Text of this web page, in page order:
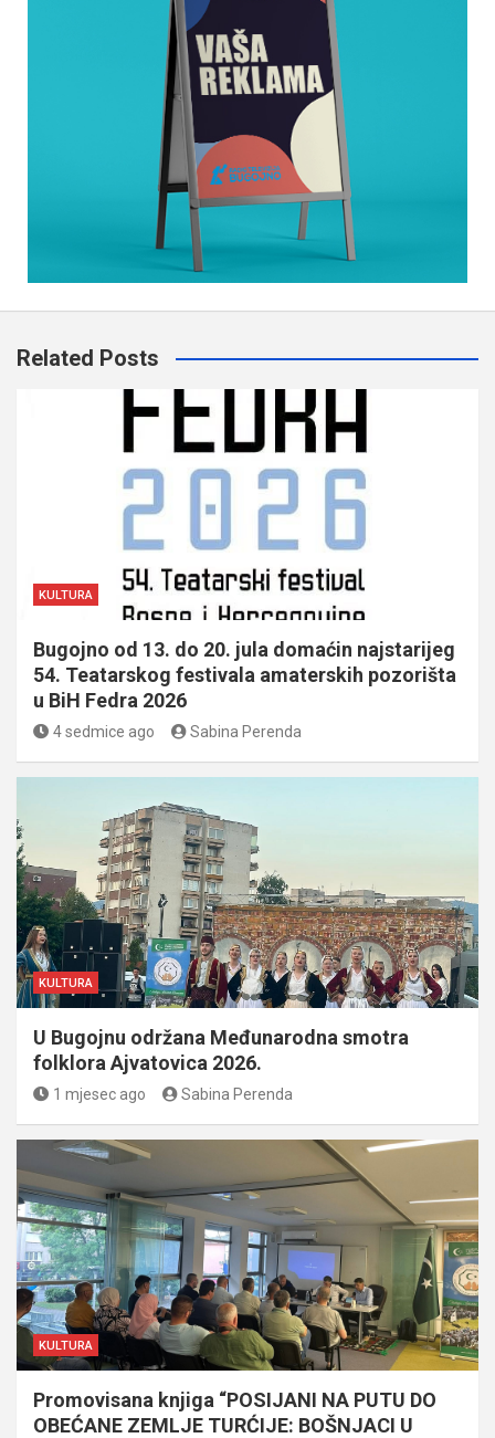
Related Posts
KULTURA
Bugojno od 13. do 20. jula domaćin najstarijeg
54. Teatarskog festivala amaterskih pozorišta
u BiH Fedra 2026
4 sedmice ago Sabina Perenda
KULTURA
U Bugojnu održana Međunarodna smotra
folklora Ajvatovica 2026.
1 mjesec ago Sabina Perenda
KULTURA
Promovisana knjiga “POSIJANI NA PUTU DO
OBEĆANE ZEMLJE TURĆIJE: BOŠNJACI U